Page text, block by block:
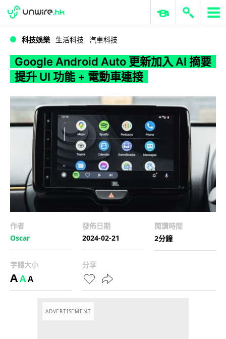
WWDC 2026 ERP 與商業 AI
科技娛樂 生活科技 汽車科技
Google Android Auto 更新加入 AI 摘要
提升 UI 功能 + 電動車連接
作者
Oscar
發佈日期
2024-02-21
閱讀時間
2分鐘
字體大小
AAA
分享
ADVERTISEMENT